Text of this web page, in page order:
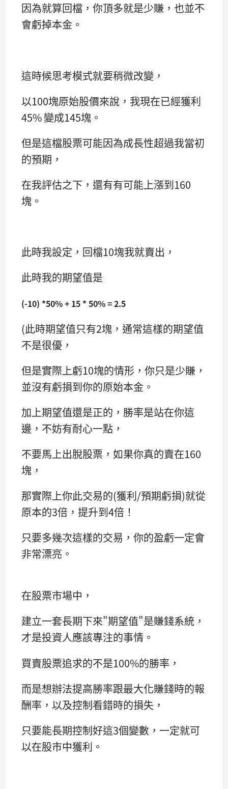
因為就算回檔，你頂多就是少賺，也並不
會虧掉本金。
這時候思考模式就要稍微改變，
以100塊原始股價來說，我現在已經獲利
45% 變成145塊。
但是這檔股票可能因為成長性超過我當初
的預期，
在我評估之下，還有有可能上漲到160
塊。
此時我設定，回檔10塊我就賣出，
此時我的期望值是
(-10) *50% + 15 * 50% = 2.5
(此時期望值只有2塊，通常這樣的期望值
不是很優，
但是實際上虧10塊的情形，你只是少賺，
並沒有虧損到你的原始本金。
加上期望值還是正的，勝率是站在你這
邊，不妨有耐心一點，
不要馬上出脫股票，如果你真的賣在160
塊，
那實際上你此交易的(獲利/預期虧損)就從
原本的3倍，提升到4倍！
只要多幾次這樣的交易，你的盈虧一定會
非常漂亮。
在股票市場中，
建立一套長期下來"期望值"是賺錢系統，
才是投資人應該專注的事情。
買賣股票追求的不是100%的勝率，
而是想辦法提高勝率跟最大化賺錢時的報
酬率，以及控制看錯時的損失，
只要能長期控制好這3個變數，一定就可
以在股市中獲利。